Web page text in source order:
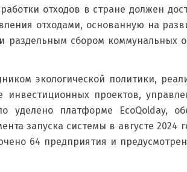
отходов в стране должен
отходами, основанную на
раздельным сбором
экологической политики,
проектов,
уделено платформе EcoQolday,
запуска системы в августе
64 предприятия и